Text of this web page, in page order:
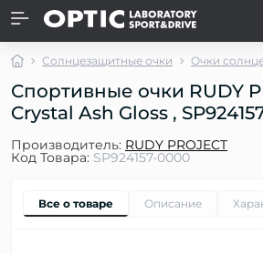
Солнцезащитные очки Очки
Спортивные очки RUDY
Crystal Ash Gloss ,
Производитель: RUDY PROJECT
Код Товара: SP924157-0000
Все о товаре Описание